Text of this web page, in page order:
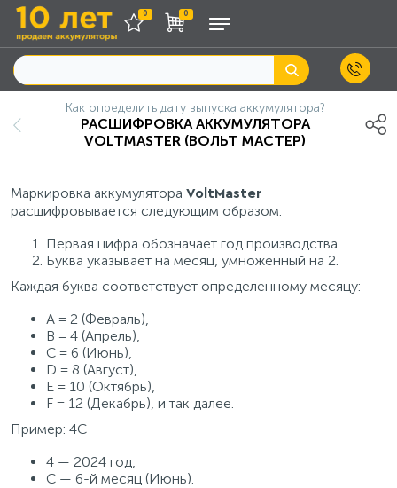
0 0
Как определить дату выпуска аккумулятора?
РАСШИФРОВКА АККУМУЛЯТОРА
VOLTMASTER (ВОЛЬТ МАСТЕР)
Маркировка аккумулятора VoltMaster
расшифровывается следующим образом:
Первая цифра обозначает год производства.
Буква указывает на месяц, умноженный на 2.
Каждая буква соответствует определенному месяцу:
A = 2 (Февраль),
B = 4 (Апрель),
C = 6 (Июнь),
D = 8 (Август),
E = 10 (Октябрь),
F = 12 (Декабрь), и так далее.
Пример: 4С
4 — 2024 год,
С — 6-й месяц (Июнь).